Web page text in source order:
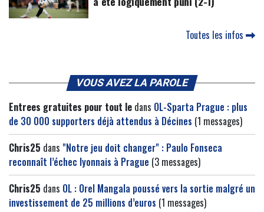
Toutes les infos
VOUS AVEZ LA PAROLE
Entrees gratuites pour tout le dans OL-Sparta Prague : plus
de 30 000 supporters déjà attendus à Décines (1 messages)
Chris25 dans "Notre jeu doit changer" : Paulo Fonseca
reconnaît l’échec lyonnais à Prague (3 messages)
Chris25 dans OL : Orel Mangala poussé vers la sortie malgré un
investissement de 25 millions d’euros (1 messages)